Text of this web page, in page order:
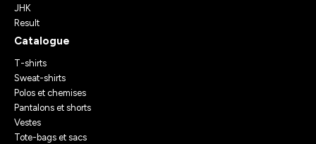
JHK
Result
Catalogue
T-shirts
Sweat-shirts
Polos et chemises
Pantalons et shorts
Vestes
Tote-bags et sacs